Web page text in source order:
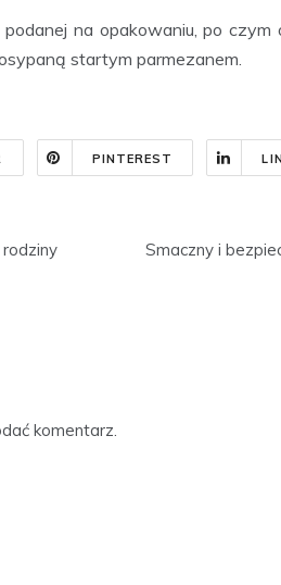
na opakowaniu, po
startym parmezanem.
PINTEREST
rodziny
Smaczny i
komentarz.